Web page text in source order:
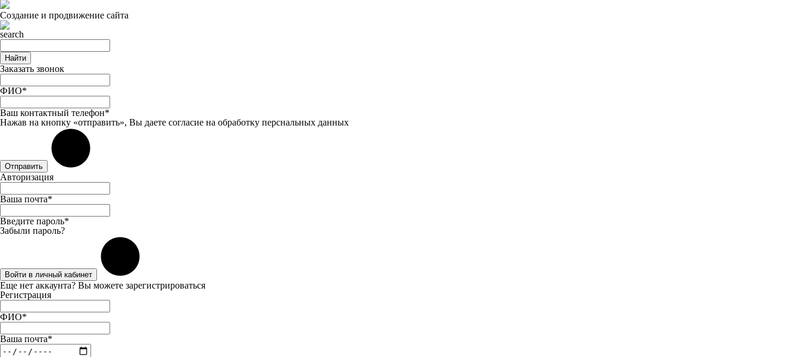
Создание и продвижение сайта
Найти
Заказать звонок
ФИО*
Ваш контактный телефон*
Нажав на кнопку «отправить», Вы даете согласие на обработку перснальных данных
Отправить
Авторизация
Ваша почта*
Введите пароль*
Забыли пароль?
Войти в личный кабинет
Еще нет аккаунта? Вы можете зарегистрироваться
Регистрация
ФИО*
Ваша почта*